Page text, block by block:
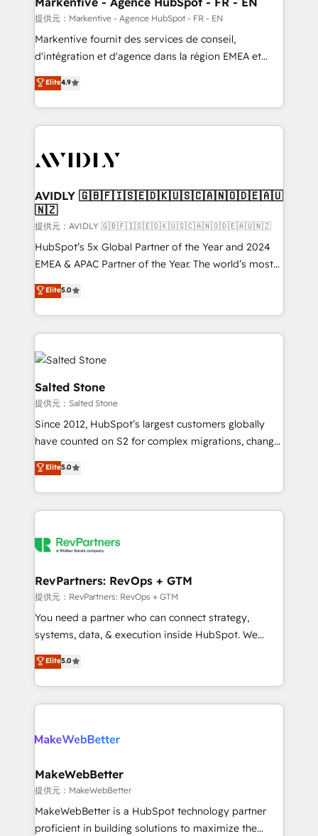
ABM, AEO, SEO, & paid media. 👩‍💻Web Design:
Build high-performing websites with UX, messaging,
& conversion strategy that drive results. 🤖AI
AI, & maximize AEO with tailored AI services. 🧩
Integrations: Extend HubSpot with custom
提供元：Markentive - Agence HubSpot - FR - EN
Markentive fournit des services de conseil,
d'intégration et d'agence dans la région EMEA et
North America. Avec plus de 115 experts en
marketing automation, Growth, Revops, CRM et
webdesign. Markentive is both a consulting firm, a
digital agency and an integrator. With over 115
CRM and webdesign (We focus on EMEA - USA
Elite4.9
AVIDLY 🇬🇧🇫🇮🇸🇪🇩🇰🇺🇸🇨🇦🇳🇴🇩🇪🇦🇺
🇳🇿
提供元：AVIDLY 🇬🇧🇫🇮🇸🇪🇩🇰🇺🇸🇨🇦🇳🇴🇩🇪🇦🇺🇳🇿
HubSpot’s 5x Global Partner of the Year and 2024
EMEA & APAC Partner of the Year. The world’s most
experienced and fully accredited HubSpot Solutions
Partner. 🚀 With 2,750+ HubSpot projects delivered
and 370+ specialists across EMEA, APAC and NAM,
we de-risk complex CRM programmes and
accelerate ROI across every HubSpot Hub. 🧭 From
multi-region migrations to AI-powered automation,
we turn complexity into clarity, human at global
scale. 🏆 HubSpot’s CEO called us “the partner of the
future.” Others agree it is proof of trust built through
measurable impact.
Elite5.0
Salted Stone
提供元：Salted Stone
Since 2012, HubSpot’s largest customers globally
have counted on S2 for complex migrations, change
management, systems integration, and creative
solutions that deliver measurable impact and
transform brand experiences As one of the few full-
service creative agencies in the HubSpot
winning design to build scalable, globally
marketing campaigns, & RevOps frameworks that
fuel long-term success We connect the entire
customer lifecycle through seamless integrations,
ensure long-term adoption with change-
and service to drive sustainable growth With 6 key
HubSpot accreditations and experience across
Elite5.0
RevPartners: RevOps + GTM
提供元：RevPartners: RevOps + GTM
You need a partner who can connect strategy,
systems, data, & execution inside HubSpot. We
bridge the gap where most agencies fall short by
combining GTM strategy with technical execution to
solve the right problem with the right solution. As the
only firm in the world to hold Elite Partner
clients gain a unique advantage in CRM architecture,
market execution. Why B2B Businesses Choose RP: -
Secure: Soc2 compliant 🛡️ - Pricing: Implementations
starting at $1,5k 💵 - Speed: Launch in 14 days ⚡ -
Global: 75+ RPers across five continents 🌐 - Scale:
Elite5.0
MakeWebBetter
提供元：MakeWebBetter
MakeWebBetter is a HubSpot technology partner
proficient in building solutions to maximize the